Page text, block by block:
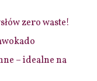
zero waste!
– idealne na